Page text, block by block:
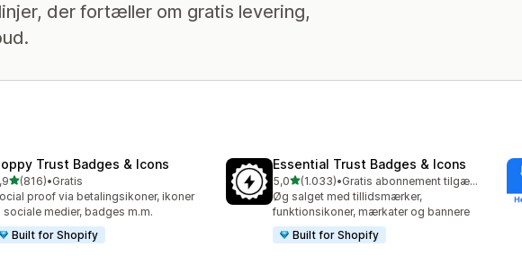
der fortæller om gratis levering,
Trust Badges & Icons
ud af 5 stjerner
(816)
anmeldelser i alt
•Gratis
proof via betalingsikoner, ikoner
sociale medier, badges m.m.
Built for Shopify
Essential Trust Badges & Icons
5,0ud af 5 stjerner
(1.033)
1033 anmeldelser i alt
•
Gratis abonnement tilgængeligt
Øg salget med tillidsmærker,
funktionsikoner, mærkater og bannere
Built for Shopify